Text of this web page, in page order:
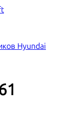
Hyundai